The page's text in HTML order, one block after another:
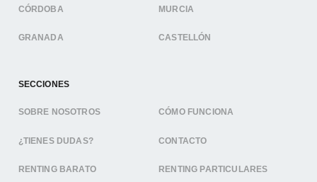
CÓRDOBA MURCIA
GRANADA CASTELLÓN
SECCIONES
SOBRE NOSOTROS CÓMO FUNCIONA
¿TIENES DUDAS? CONTACTO
RENTING BARATO RENTING PARTICULARES